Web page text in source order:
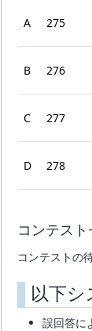
A 275
B 276
C 277
D 278
コンテス
コンテストの
以下
誤回答に